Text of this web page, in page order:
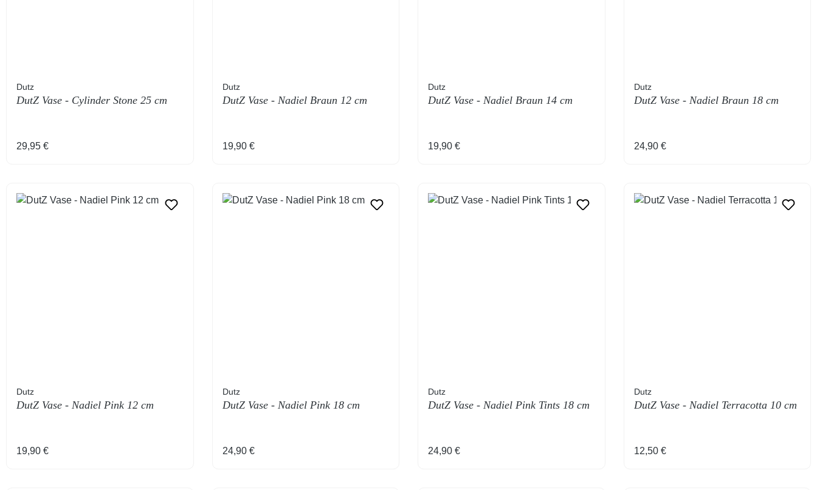
Dutz
DutZ Vase - Cylinder Stone 25 cm
Regulärer Preis:
29,95 €
Dutz
DutZ Vase - Nadiel Braun 12 cm
Regulärer Preis:
19,90 €
Dutz
DutZ Vase - Nadiel Braun 14 cm
Regulärer Preis:
19,90 €
Dutz
DutZ Vase - Nadiel Braun 18 cm
Regulärer Preis:
24,90 €
Dutz
DutZ Vase - Nadiel Pink 12 cm
Regulärer Preis:
19,90 €
Dutz
DutZ Vase - Nadiel Pink 18 cm
Regulärer Preis:
24,90 €
Dutz
DutZ Vase - Nadiel Pink Tints 18 cm
Regulärer Preis:
24,90 €
Dutz
DutZ Vase - Nadiel Terracotta 10 cm
Regulärer Preis:
12,50 €